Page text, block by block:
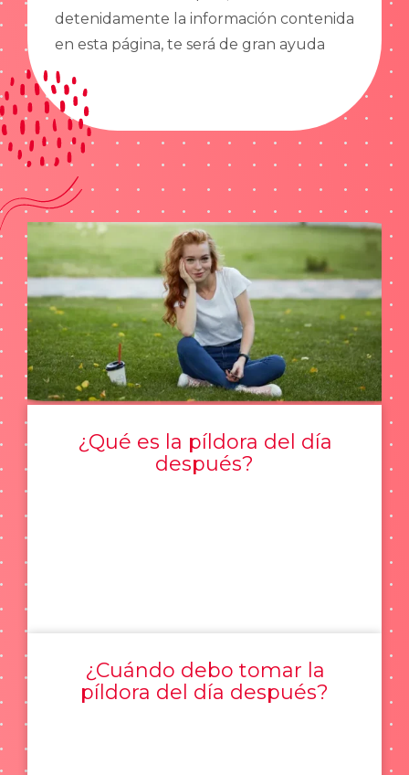
detenidamente la información contenida
en esta página, te será de gran ayuda
¿Qué es la píldora del día
después?
¿Cuándo debo tomar la
píldora del día después?